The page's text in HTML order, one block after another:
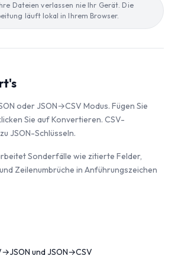
Dateien verlassen nie Ihr Gerät. Die
läuft lokal in Ihrem Browser.
oder JSON→CSV Modus. Fügen Sie
Sie auf Konvertieren. CSV-
JSON-Schlüsseln.
Sonderfälle wie zitierte Felder,
Zeilenumbrüche in Anführungszeichen
und JSON→CSV